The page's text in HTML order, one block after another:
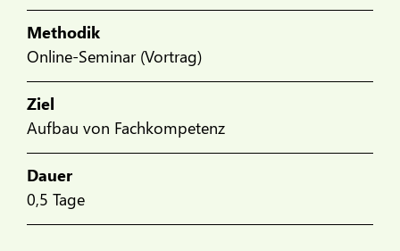
Methodik
Online-Seminar (Vortrag)
Ziel
Aufbau von Fachkompetenz
Dauer
0,5 Tage